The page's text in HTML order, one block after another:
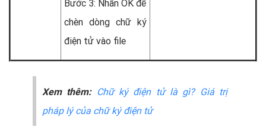
Bước 3: Nhấn OK để
chèn dòng chữ ký
điện tử vào file
Xem thêm: Chữ ký điện tử là gì? Giá trị
pháp lý của chữ ký điện tử